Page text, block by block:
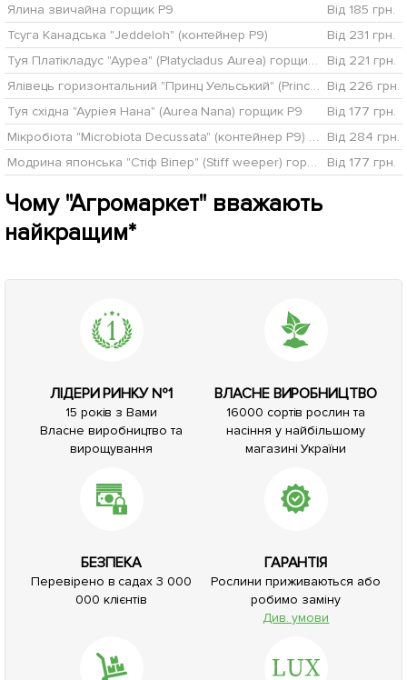
Ялина звичайна горщик P9
Від 185 грн.
Тсуга Канадська "Jeddeloh" (контейнер Р9)
Від 231 грн.
Туя Платікладус "Ауреа" (Platycladus Aurea) горщик P9 1 саджанець в упаковці
Від 221 грн.
Ялівець горизонтальний "Принц Уельський" (Prince of Wales) горщик P9 Від 226 грн.
Туя східна "Ауріея Нана" (Aurea Nana) горщик P9
Від 177 грн.
Мікробіота "Microbiota Decussata" (контейнер Р9) 1 саджанець в упаковці
Від 284 грн.
Модрина японська "Стіф Віпер" (Stiff weeper) горщик P9
Від 177 грн.
Чому "Агромаркет" вважають
найкращим*
ЛІДЕРИ РИНКУ №1
15 років з Вами
Власне виробництво та
вирощування
ВЛАСНЕ ВИРОБНИЦТВО
16000 сортів рослин та
насіння у найбільшому
магазині України
БЕЗПЕКА
Перевірено в садах 3 000
000 клієнтів
ГАРАНТІЯ
Рослини приживаються або
робимо заміну
Див. умови